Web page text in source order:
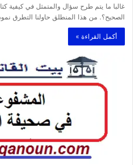
غالبا ما يتم طرح سؤال والمتمثل في كيفية
الصحيح؟. من هذا المنطلق حاولنا التطرق
أكمل القراءة »